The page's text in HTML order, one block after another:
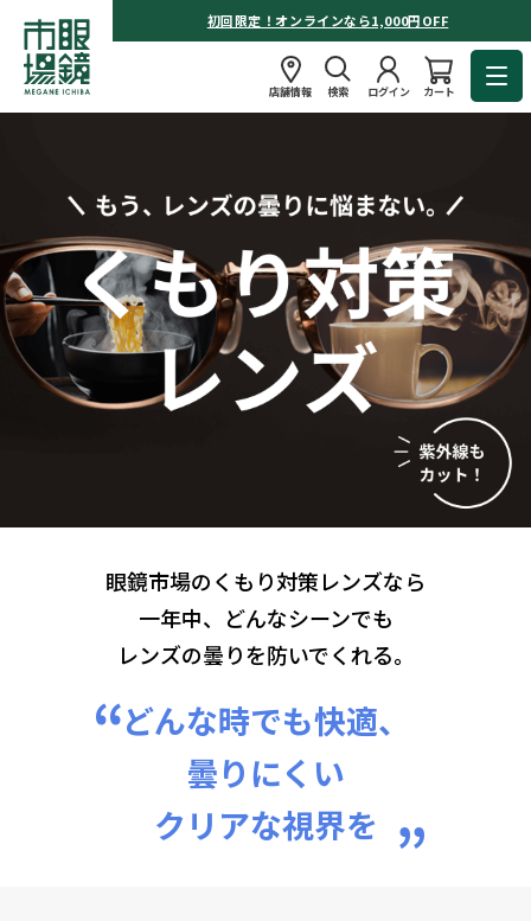
初回限定！オンラインなら1,000円OFF
店舗情報 検索 ログイン カート
眼鏡市場のくもり対策レンズなら
一年中、どんなシーンでも
レンズの曇りを防いでくれる。
“どんな時でも快適、
曇りにくい
クリアな視界を ”